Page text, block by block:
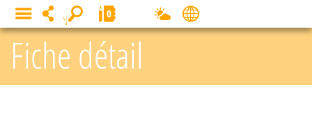
Fiche détail
MENU 0
Panneau de gestion des cookies